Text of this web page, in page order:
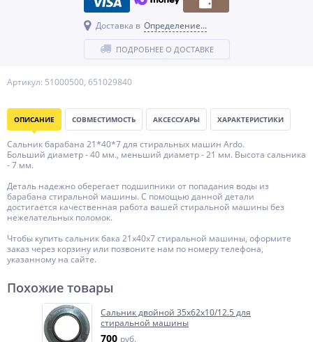
Артикул: 51000500, 651029840
Доставка в Определение...
ПОДРОБНЕЕ О ДОСТАВКЕ
ОПИСАНИЕ СОВМЕСТИМОСТЬ АКСЕССУАРЫ ХАРАКТЕРИСТИКИ
Сальник барабана 21*40*7 для стиральных машин Ardo.
Больший диаметр - 40 мм., меньший диаметр - 21 мм. Высота сальника
- 7 мм.
Деталь надежно оберегает подшипники от попадания воды из
барабана стиральной машины. С помощью данной детали
достигается качественная работа вашей стиральной машины без
нежелательных поломок.
Чтобы купить сальник бака 21x40x7 стиральной машины, оформите
заказ через корзину или позвоните нам по номеру телефона,
указанному на сайте.
Похожие товары
Сальник двойной 35x62x10/12.5 для
стиральной машины
700 руб.